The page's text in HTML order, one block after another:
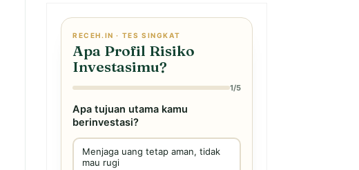
RECEH.IN · TES SINGKAT
Apa Profil Risiko
Investasimu?
1/5
Apa tujuan utama kamu
berinvestasi?
Menjaga uang tetap aman, tidak
mau rugi